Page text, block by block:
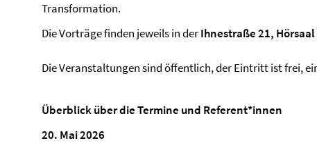
Transformation.
Die Vorträge finden jeweils in derIhnestraße 21,
Die Veranstaltungen sind öffentlich, der Eintritt ist frei,
Überblick über die Termine und Referent*innen
20. Mai 2026